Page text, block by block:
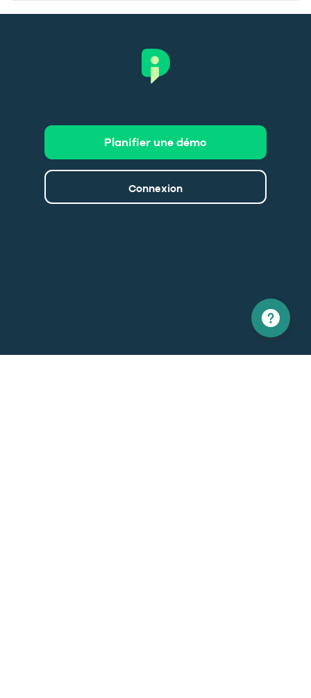
Connexion
Planifier une démo